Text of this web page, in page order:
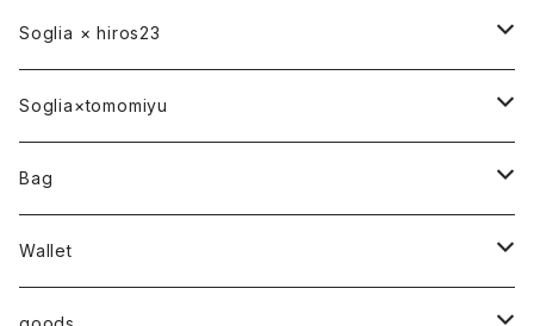
Soglia × hiros23
バッグ
ポーチ
ベルト
Soglia×tomomiyu
bag
Bag
ハンドバッグ
Wallet